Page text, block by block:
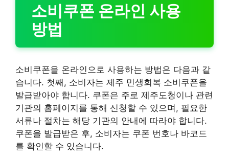
소비쿠폰 온라인 사용
방법
소비쿠폰을 온라인으로 사용하는 방법은 다음과 같
습니다. 첫째, 소비자는 제주 민생회복 소비쿠폰을
발급받아야 합니다. 쿠폰은 주로 제주도청이나 관련
기관의 홈페이지를 통해 신청할 수 있으며, 필요한
서류나 절차는 해당 기관의 안내에 따라야 합니다.
쿠폰을 발급받은 후, 소비자는 쿠폰 번호나 바코드
를 확인할 수 있습니다.